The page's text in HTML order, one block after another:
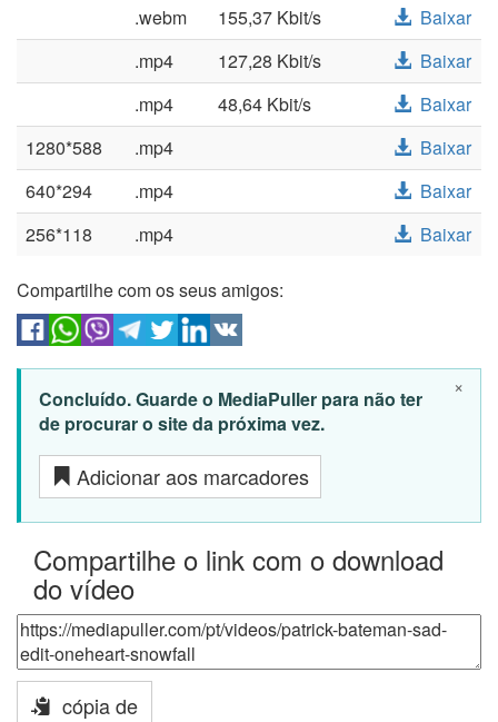
.webm
155,37 Kbit/s
Baixar
.mp4
127,28 Kbit/s
Baixar
.mp4
48,64 Kbit/s
Baixar
1280*588
.mp4
Baixar
640*294
.mp4
Baixar
256*118
.mp4 Baixar
Compartilhe com os seus amigos:
×
Concluído. Guarde o MediaPuller para não ter
de procurar o site da próxima vez.
Adicionar aos marcadores
Compartilhe o link com o download
do vídeo
cópia de